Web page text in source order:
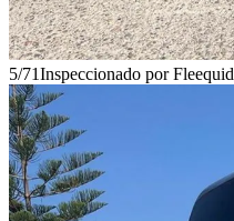
5/71Inspeccionado por Fleequid